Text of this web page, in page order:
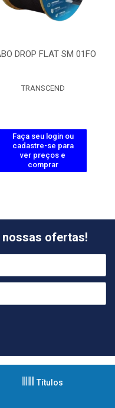
DROP FLAT SM 01FO
TRANSCEND
Faça seu login ou
cadastre-se para
ver preços e
comprar
ofertas!
Títulos